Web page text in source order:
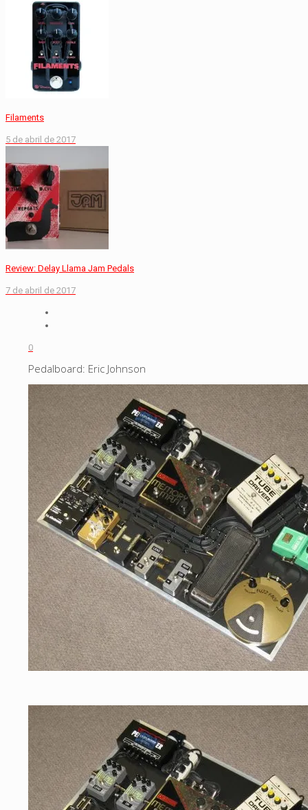
Filaments
5 de abril de 2017
Review: Delay Llama Jam Pedals
7 de abril de 2017
0
Pedalboard: Eric Johnson